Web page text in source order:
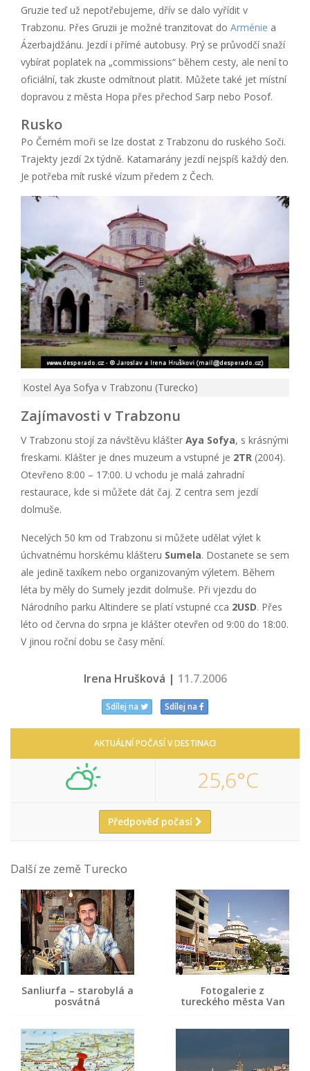
Gruzie teď už nepotřebujeme, dřív se dalo vyřídit v
Trabzonu. Přes Gruzii je možné tranzitovat do Arménie a
Ázerbajdžánu. Jezdí i přímé autobusy. Prý se průvodčí snaží
vybírat poplatek na „commissions“ během cesty, ale není to
oficiální, tak zkuste odmítnout platit. Můžete také jet místní
dopravou z města Hopa přes přechod Sarp nebo Posof.
Rusko
Po Černém moři se lze dostat z Trabzonu do ruského Soči.
Trajekty jezdí 2x týdně. Katamarány jezdí nejspíš každý den.
Je potřeba mít ruské vízum předem z Čech.
Kostel Aya Sofya v Trabzonu (Turecko)
Zajímavosti v Trabzonu
V Trabzonu stojí za návštěvu klášter Aya Sofya, s krásnými
freskami. Klášter je dnes muzeum a vstupné je 2TR (2004).
Otevřeno 8:00 – 17:00. U vchodu je malá zahradní
restaurace, kde si můžete dát čaj. Z centra sem jezdí
dolmuše.
Necelých 50 km od Trabzonu si můžete udělat výlet k
úchvatnému horskému klášteru Sumela. Dostanete se sem
ale jedině taxíkem nebo organizovaným výletem. Během
léta by měly do Sumely jezdit dolmuše. Při vjezdu do
Národního parku Altindere se platí vstupné cca 2USD. Přes
léto od června do srpna je klášter otevřen od 9:00 do 18:00.
V jinou roční dobu se časy mění.
Irena Hrušková | 11.7.2006
Sdílej na Sdílej na
AKTUÁLNÍ POČASÍ V DESTINACI
25,6°C
Předpověď počasí
Další ze země Turecko
Sanliurfa – starobylá a
posvátná
Fotogalerie z
tureckého města Van